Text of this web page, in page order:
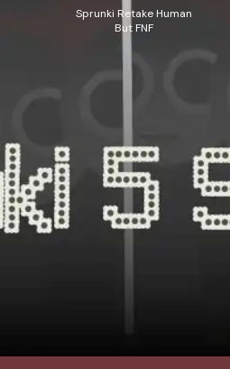
Sprunki Retake Human
But FNF